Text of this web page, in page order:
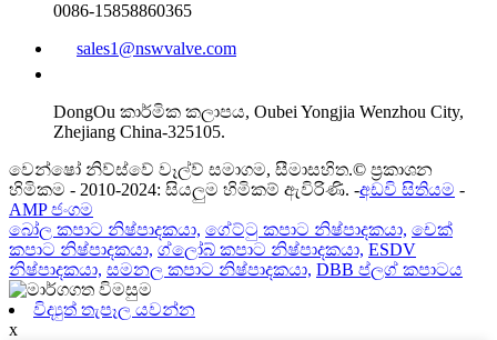
0086-15858860365
sales1@nswvalve.com
DongOu කාර්මික කලාපය, Oubei Yongjia Wenzhou City,
Zhejiang China-325105.
වෙන්ෂෝ නිව්ස්වේ වෑල්ව් සමාගම, සීමාසහිත.© ප්‍රකාශන
හිමිකම - 2010-2024: සියලුම හිමිකම් ඇවිරිණි. -අඩවි සිතියම -
AMP ජංගම
බෝල කපාට නිෂ්පාදකයා, ගේට්ටු කපාට නිෂ්පාදකයා, චෙක්
කපාට නිෂ්පාදකයා, ග්ලෝබ් කපාට නිෂ්පාදකයා, ESDV
නිෂ්පාදකයා, සමනල කපාට නිෂ්පාදකයා, DBB ප්ලග් කපාටය
විද්‍යුත් තැපෑල යවන්න
x